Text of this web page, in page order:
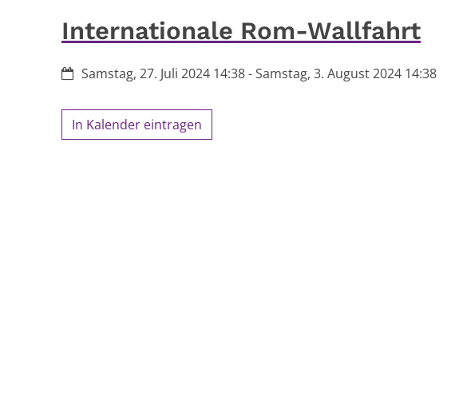
Internationale Rom-Wallfahrt
Datum:
Samstag, 27. Juli 2024 14:38 - Samstag, 3. August 2024 14:38
In Kalender eintragen